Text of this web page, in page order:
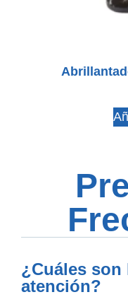
¿Cuáles
atención?